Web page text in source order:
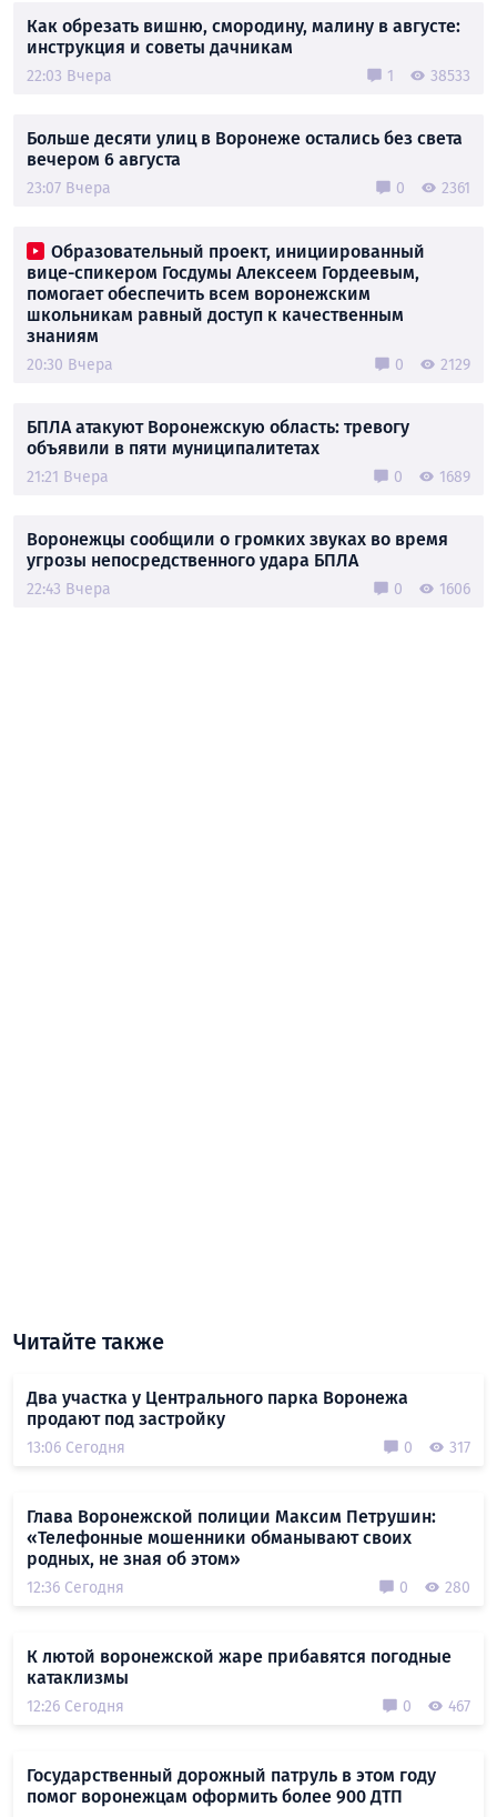
Как обрезать вишню, смородину, малину в августе:
инструкция и советы дачникам
22:03 Вчера 1 38533
Больше десяти улиц в Воронеже остались без света
вечером 6 августа
23:07 Вчера 0 2361
Образовательный проект, инициированный
вице-спикером Госдумы Алексеем Гордеевым,
помогает обеспечить всем воронежским
школьникам равный доступ к качественным
знаниям
20:30 Вчера 0 2129
БПЛА атакуют Воронежскую область: тревогу
объявили в пяти муниципалитетах
21:21 Вчера 0 1689
Воронежцы сообщили о громких звуках во время
угрозы непосредственного удара БПЛА
22:43 Вчера 0 1606
Читайте также
Два участка у Центрального парка Воронежа
продают под застройку
13:06 Сегодня 0 317
Глава Воронежской полиции Максим Петрушин:
«Телефонные мошенники обманывают своих
родных, не зная об этом»
12:36 Сегодня 0 280
К лютой воронежской жаре прибавятся погодные
катаклизмы
12:26 Сегодня 0 467
Государственный дорожный патруль в этом году
помог воронежцам оформить более 900 ДТП